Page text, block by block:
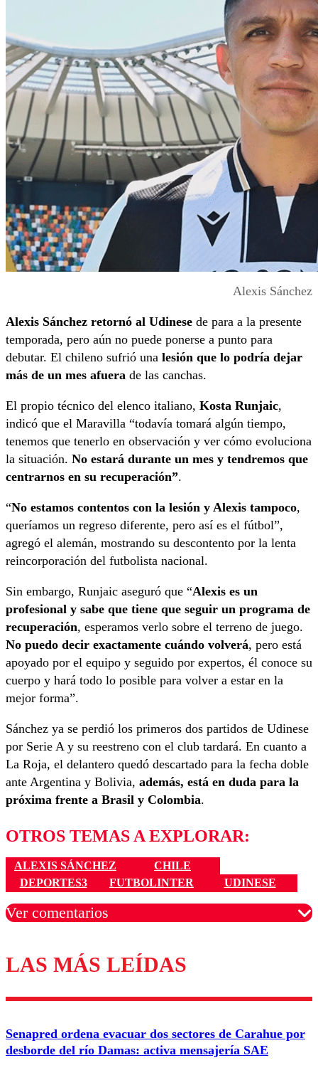
Alexis Sánchez
Alexis Sánchez retornó al Udinese de para a la presente
temporada, pero aún no puede ponerse a punto para
debutar. El chileno sufrió una lesión que lo podría dejar
más de un mes afuera de las canchas.
El propio técnico del elenco italiano, Kosta Runjaic,
indicó que el Maravilla “todavía tomará algún tiempo,
tenemos que tenerlo en observación y ver cómo evoluciona
la situación. No estará durante un mes y tendremos que
centrarnos en su recuperación”.
“No estamos contentos con la lesión y Alexis tampoco,
queríamos un regreso diferente, pero así es el fútbol”,
agregó el alemán, mostrando su descontento por la lenta
reincorporación del futbolista nacional.
Sin embargo, Runjaic aseguró que “Alexis es un
profesional y sabe que tiene que seguir un programa de
recuperación, esperamos verlo sobre el terreno de juego.
No puedo decir exactamente cuándo volverá, pero está
apoyado por el equipo y seguido por expertos, él conoce su
cuerpo y hará todo lo posible para volver a estar en la
mejor forma”.
Sánchez ya se perdió los primeros dos partidos de Udinese
por Serie A y su reestreno con el club tardará. En cuanto a
La Roja, el delantero quedó descartado para la fecha doble
ante Argentina y Bolivia, además, está en duda para la
próxima frente a Brasil y Colombia.
OTROS TEMAS A EXPLORAR:
ALEXIS SÁNCHEZ
CHILE
DEPORTES3
FUTBOLINTER UDINESE
Ver comentarios
Los comentarios son moderados para garantizar un
diálogo respetuoso.
Nombre
Correo
LAS MÁS LEÍDAS
Senapred ordena evacuar dos sectores de Carahue por
desborde del río Damas: activa mensajería SAE